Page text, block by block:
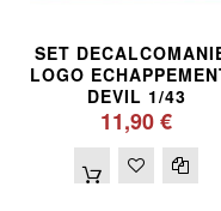
SET
LOGO
DEVIL 1/43
11,90 €